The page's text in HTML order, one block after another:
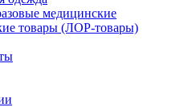
медицинские
товары (ЛОР-товары)